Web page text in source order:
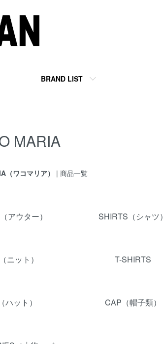
BRAND LIST
MARIA
（ワコマリア） | 商品一覧
覧
アウター） SHIRTS（シャツ）
ニット） T-SHIRTS
ハット） CAP（帽子類）